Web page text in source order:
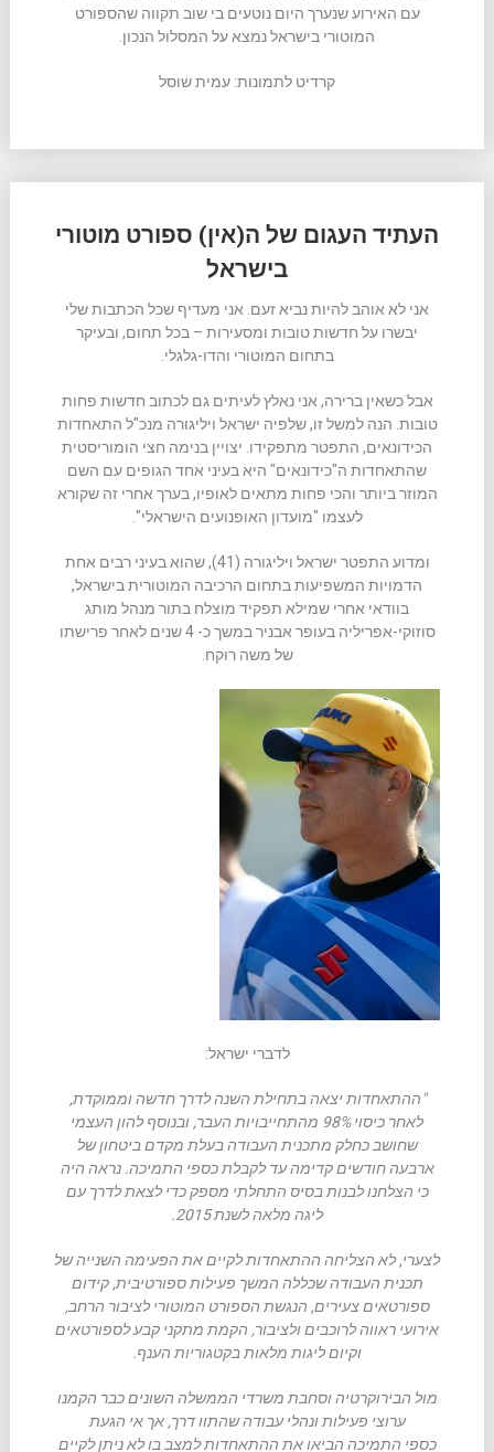
עם האירוע שנערך היום נוטעים בי שוב תקווה שהספורט
המוטורי בישראל נמצא על המסלול הנכון.
קרדיט לתמונות: עמית שוסל
העתיד העגום של ה(אין) ספורט מוטורי
בישראל
אני לא אוהב להיות נביא זעם. אני מעדיף שכל הכתבות שלי
יבשרו על חדשות טובות ומסעירות – בכל תחום, ובעיקר
בתחום המוטורי והדו-גלגלי.
אבל כשאין ברירה, אני נאלץ לעיתים גם לכתוב חדשות פחות
טובות. הנה למשל זו, שלפיה ישראל ויליגורה מנכ"ל התאחדות
הכידונאים, התפטר מתפקידו. יצויין בנימה חצי הומוריסטית
שהתאחדות ה"כידונאים" היא בעיני אחד הגופים עם השם
המוזר ביותר והכי פחות מתאים לאופיו, בערך אחרי זה שקורא
לעצמו "מועדון האופנועים הישראלי".
ומדוע התפטר ישראל ויליגורה (41), שהוא בעיני רבים אחת
הדמויות המשפיעות בתחום הרכיבה המוטורית בישראל,
בוודאי אחרי שמילא תפקיד מוצלח בתור מנהל מותג
סוזוקי-אפריליה בעופר אבניר במשך כ- 4 שנים לאחר פרישתו
של משה רוקח.
לדברי ישראל:
"ההתאחדות יצאה בתחילת השנה לדרך חדשה וממוקדת,
לאחר כיסוי 98% מהתחייבויות העבר, ובנוסף להון העצמי
שחושב כחלק מתכנית העבודה בעלת מקדם ביטחון של
ארבעה חודשים קדימה עד לקבלת כספי התמיכה. נראה היה
כי הצלחנו לבנות בסיס התחלתי מספק כדי לצאת לדרך עם
ליגה מלאה לשנת 2015.
לצערי, לא הצליחה ההתאחדות לקיים את הפעימה השנייה של
תכנית העבודה שכללה המשך פעילות ספורטיבית, קידום
ספורטאים צעירים, הנגשת הספורט המוטורי לציבור הרחב,
אירועי ראווה לרוכבים ולציבור, הקמת מתקני קבע לספורטאים
וקיום ליגות מלאות בקטגוריות הענף.
מול הבירוקרטיה וסחבת משרדי הממשלה השונים כבר הקמנו
ערוצי פעילות ונהלי עבודה שהתוו דרך, אך אי הגעת
כספי התמיכה הביאו את ההתאחדות למצב בו לא ניתן לקיים